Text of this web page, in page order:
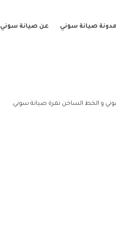
مدونة صيانة سوني عن صيانة سوني
و الخط الساخن نمرة صيانة سوني.